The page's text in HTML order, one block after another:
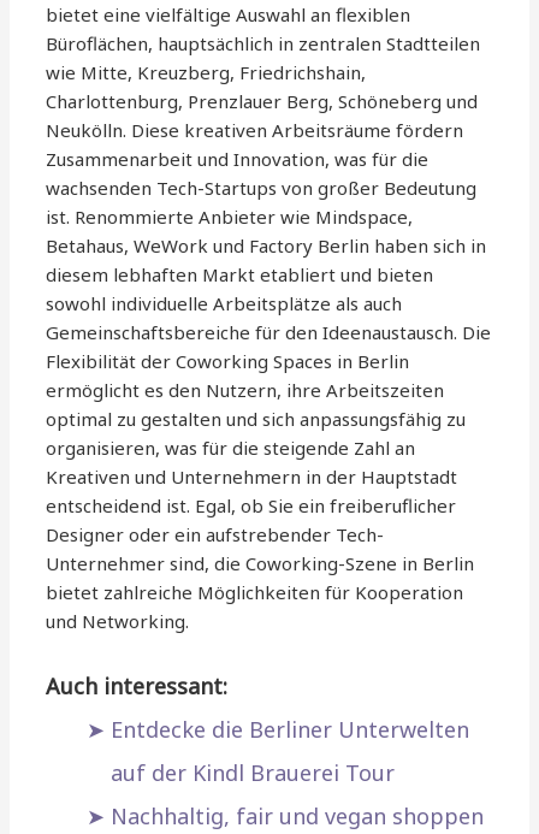
bietet eine vielfältige Auswahl an flexiblen
Büroflächen, hauptsächlich in zentralen Stadtteilen
wie Mitte, Kreuzberg, Friedrichshain,
Charlottenburg, Prenzlauer Berg, Schöneberg und
Neukölln. Diese kreativen Arbeitsräume fördern
Zusammenarbeit und Innovation, was für die
wachsenden Tech-Startups von großer Bedeutung
ist. Renommierte Anbieter wie Mindspace,
Betahaus, WeWork und Factory Berlin haben sich in
diesem lebhaften Markt etabliert und bieten
sowohl individuelle Arbeitsplätze als auch
Gemeinschaftsbereiche für den Ideenaustausch. Die
Flexibilität der Coworking Spaces in Berlin
ermöglicht es den Nutzern, ihre Arbeitszeiten
optimal zu gestalten und sich anpassungsfähig zu
organisieren, was für die steigende Zahl an
Kreativen und Unternehmern in der Hauptstadt
entscheidend ist. Egal, ob Sie ein freiberuflicher
Designer oder ein aufstrebender Tech-
Unternehmer sind, die Coworking-Szene in Berlin
bietet zahlreiche Möglichkeiten für Kooperation
und Networking.
Auch interessant:
Entdecke die Berliner Unterwelten
auf der Kindl Brauerei Tour
Nachhaltig, fair und vegan shoppen